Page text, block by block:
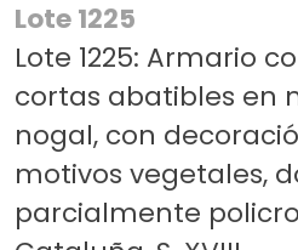
Lote 1225
Lote 1225: Armario
cortas abatibles en
nogal, con
motivos vegetales,
parcialmente